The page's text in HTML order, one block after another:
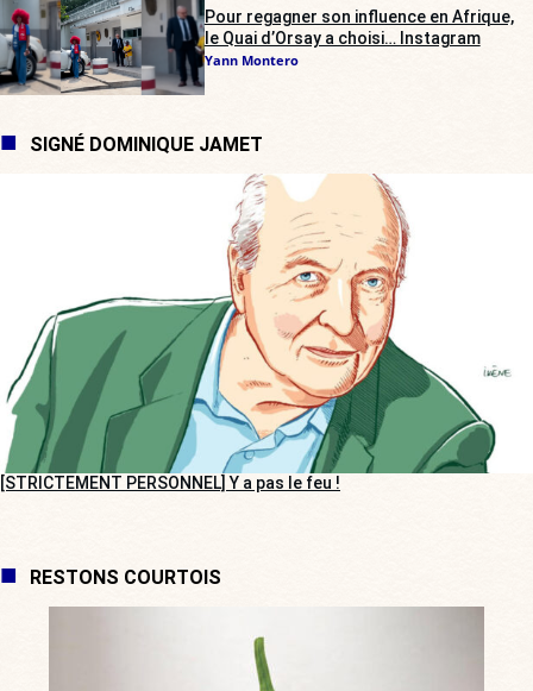
Pour regagner son influence en Afrique,
le Quai d’Orsay a choisi… Instagram
Yann Montero
SIGNÉ DOMINIQUE JAMET
[STRICTEMENT PERSONNEL] Y a pas le feu !
RESTONS COURTOIS